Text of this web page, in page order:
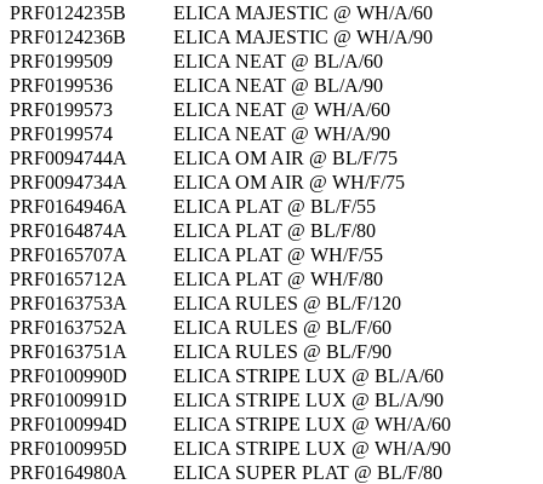
PRF0124235B
ELICA MAJESTIC @ WH/A/60
PRF0124236B
ELICA MAJESTIC @ WH/A/90
PRF0199509
ELICA NEAT @ BL/A/60
PRF0199536
ELICA NEAT @ BL/A/90
PRF0199573
ELICA NEAT @ WH/A/60
PRF0199574
ELICA NEAT @ WH/A/90
PRF0094744A
ELICA OM AIR @ BL/F/75
PRF0094734A
ELICA OM AIR @ WH/F/75
PRF0164946A
ELICA PLAT @ BL/F/55
PRF0164874A
ELICA PLAT @ BL/F/80
PRF0165707A
ELICA PLAT @ WH/F/55
PRF0165712A
ELICA PLAT @ WH/F/80
PRF0163753A
ELICA RULES @ BL/F/120
PRF0163752A
ELICA RULES @ BL/F/60
PRF0163751A
ELICA RULES @ BL/F/90
PRF0100990D
ELICA STRIPE LUX @ BL/A/60
PRF0100991D
ELICA STRIPE LUX @ BL/A/90
PRF0100994D
ELICA STRIPE LUX @ WH/A/60
PRF0100995D
ELICA STRIPE LUX @ WH/A/90
PRF0164980A
ELICA SUPER PLAT @ BL/F/80